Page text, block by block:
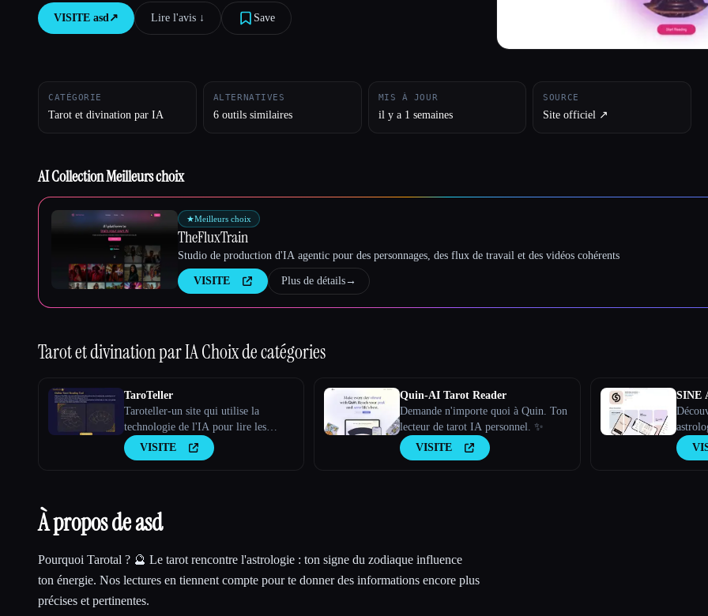
VISITE asd↗︎ Lire l'avis ↓︎ Save
CATÉGORIE
Tarot et divination par IA
ALTERNATIVES
6 outils similaires
MIS À JOUR
il y a 1 semaines
SOURCE
Site officiel ↗︎
AI Collection Meilleurs choix
★Meilleurs choix
TheFluxTrain
Studio de production d'IA agentic pour des personnages, des flux de travail et des vidéos cohérents
VISITE Plus de détails→
Tarot et divination par IAChoix de catégories
TaroTeller
Taroteller-un site qui utilise la
technologie de l'IA pour lire les
cartes de tarot
VISITE
Quin-AI Tarot Reader
Demande n'importe quoi à Quin. Ton
lecteur de tarot IA personnel. ✨
VISITE
SINE
À propos de asd
Pourquoi Tarotal ? 🔮 Le tarot rencontre l'astrologie : ton signe du zodiaque influence
ton énergie. Nos lectures en tiennent compte pour te donner des informations encore plus
précises et pertinentes.